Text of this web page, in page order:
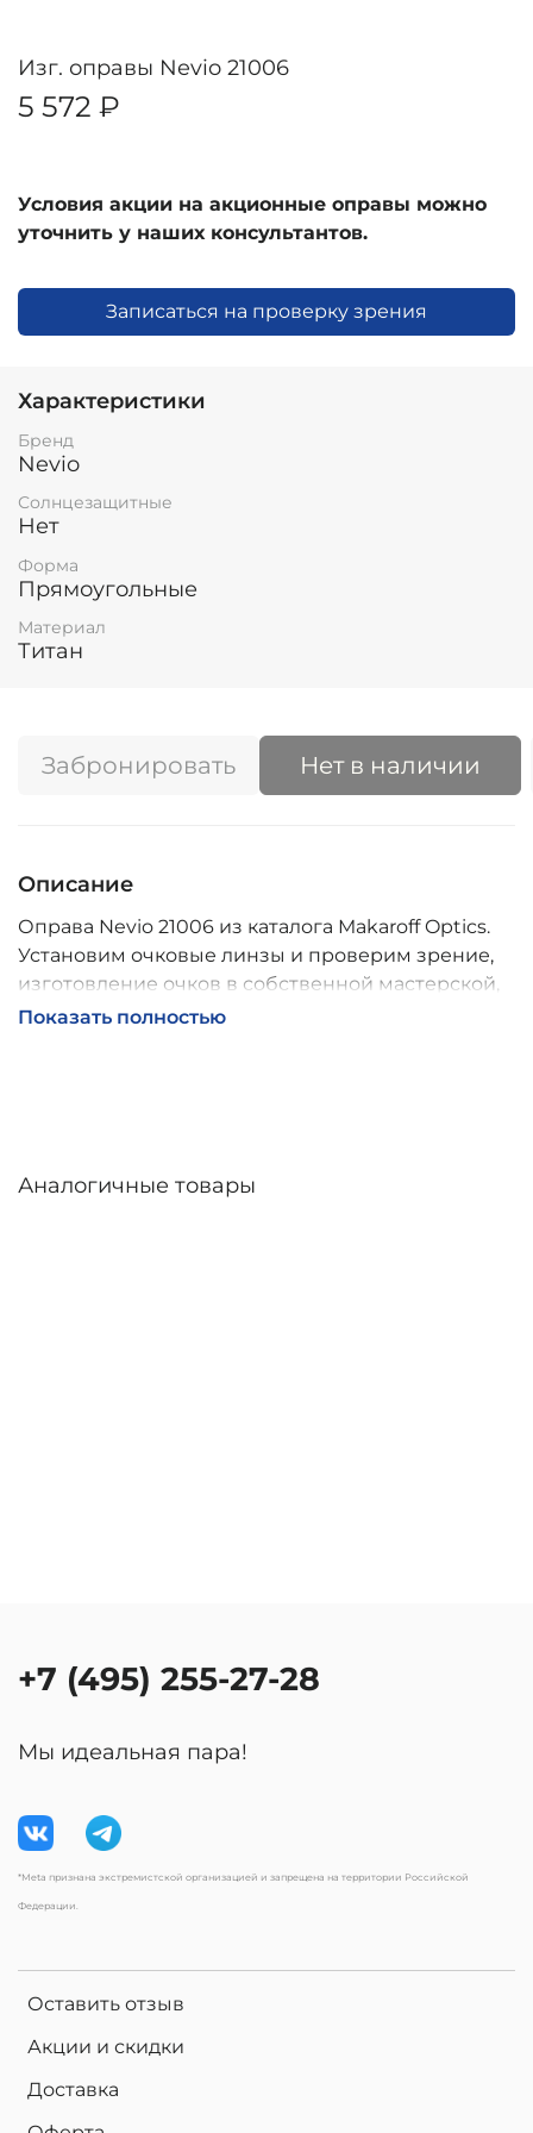
Изг. оправы Nevio 21006
5 572 ₽
Условия акции на акционные оправы можно
уточнить у наших консультантов.
Записаться на проверку зрения
Характеристики
Бренд
Nevio
Солнцезащитные
Нет
Форма
Прямоугольные
Материал
Титан
Забронировать Нет в наличии
Описание
Оправа Nevio 21006 из каталога Makaroff Optics.
Установим очковые линзы и проверим зрение,
изготовление очков в собственной мастерской,
обычно 2–5 дней, индивидуальные линзы – до 30
Показать полностью
Аналогичные товары
Оставить отзыв
Акции и скидки
Доставка
+7 (495) 255-27-28
Мы идеальная пара!
*Meta признана экстремистской организацией и запрещена на территории Российской
Федерации.